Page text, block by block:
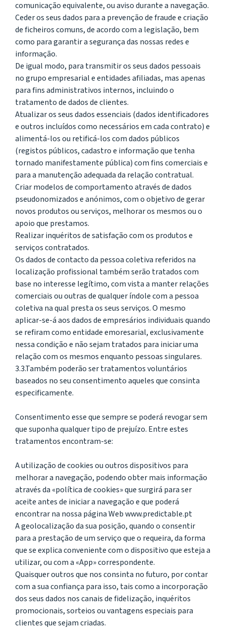
comunicação equivalente, ou aviso durante a navegação.
Ceder os seus dados para a prevenção de fraude e criação
de ficheiros comuns, de acordo com a legislação, bem
como para garantir a segurança das nossas redes e
informação.
De igual modo, para transmitir os seus dados pessoais
no grupo empresarial e entidades afiliadas, mas apenas
para fins administrativos internos, incluindo o
tratamento de dados de clientes.
Atualizar os seus dados essenciais (dados identificadores
e outros incluídos como necessários em cada contrato) e
alimentá-los ou retificá-los com dados públicos
(registos públicos, cadastro e informação que tenha
tornado manifestamente pública) com fins comerciais e
para a manutenção adequada da relação contratual.
Criar modelos de comportamento através de dados
pseudonomizados e anónimos, com o objetivo de gerar
novos produtos ou serviços, melhorar os mesmos ou o
apoio que prestamos.
Realizar inquéritos de satisfação com os produtos e
serviços contratados.
Os dados de contacto da pessoa coletiva referidos na
localização profissional também serão tratados com
base no interesse legítimo, com vista a manter relações
comerciais ou outras de qualquer índole com a pessoa
coletiva na qual presta os seus serviços. O mesmo
aplicar-se-á aos dados de empresários individuais quando
se refiram como entidade emoresarial, exclusivamente
nessa condição e não sejam tratados para iniciar uma
relação com os mesmos enquanto pessoas singulares.
3.3.Também poderão ser tratamentos voluntários
baseados no seu consentimento aqueles que consinta
especificamente.
Consentimento esse que sempre se poderá revogar sem
que suponha qualquer tipo de prejuízo. Entre estes
tratamentos encontram-se:
A utilização de cookies ou outros dispositivos para
melhorar a navegação, podendo obter mais informação
através da «política de cookies» que surgirá para ser
aceite antes de iniciar a navegação e que poderá
encontrar na nossa página Web www.predictable.pt
A geolocalização da sua posição, quando o consentir
para a prestação de um serviço que o requeira, da forma
que se explica conveniente com o dispositivo que esteja a
utilizar, ou com a «App» correspondente.
Quaisquer outros que nos consinta no futuro, por contar
com a sua confiança para isso, tais como a incorporação
dos seus dados nos canais de fidelização, inquéritos
promocionais, sorteios ou vantagens especiais para
clientes que sejam criadas.